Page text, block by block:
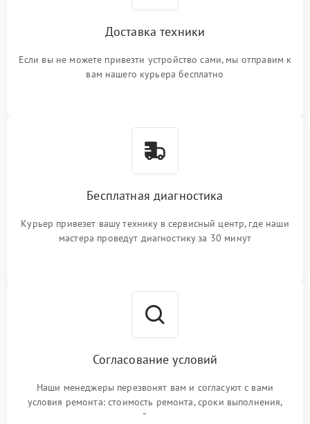
Доставка техники
Если вы не можете привезти устройство сами, мы отправим к
вам нашего курьера бесплатно
Бесплатная диагностика
Курьер привезет вашу технику в сервисный центр, где наши
мастера проведут диагностику за 30 минут
Согласование условий
Наши менеджеры перезвонят вам и согласуют с вами
условия ремонта: стоимость ремонта, сроки выполнения,
гарантийные условия